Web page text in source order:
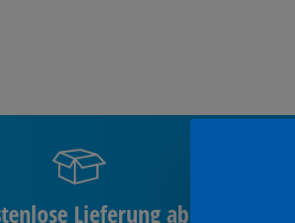
Lieferung ab